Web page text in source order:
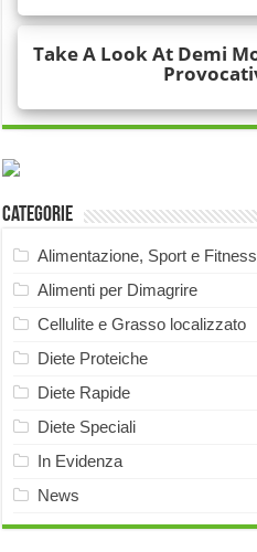
Categorie
Alimentazione, Sport e Fitness
Alimenti per Dimagrire
Cellulite e Grasso localizzato
Diete Proteiche
Diete Rapide
Diete Speciali
In Evidenza
News